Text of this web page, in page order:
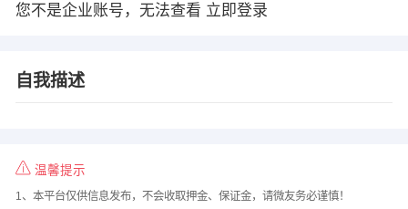
您不是企业账号，无法查看 立即登录
自我描述
温馨提示
1、本平台仅供信息发布，不会收取押金、保证金，请微友务必谨慎！